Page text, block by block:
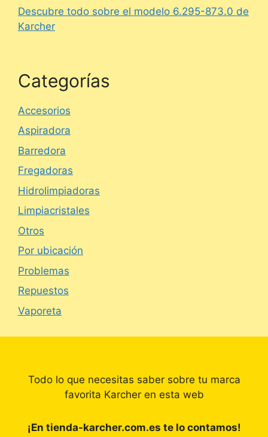
Descubre todo sobre el modelo 6.295-873.0 de
Karcher
Categorías
Accesorios
Aspiradora
Barredora
Fregadoras
Hidrolimpiadoras
Limpiacristales
Otros
Por ubicación
Problemas
Repuestos
Vaporeta
Todo lo que necesitas saber sobre tu marca
favorita Karcher en esta web
¡En tienda-karcher.com.es te lo contamos!